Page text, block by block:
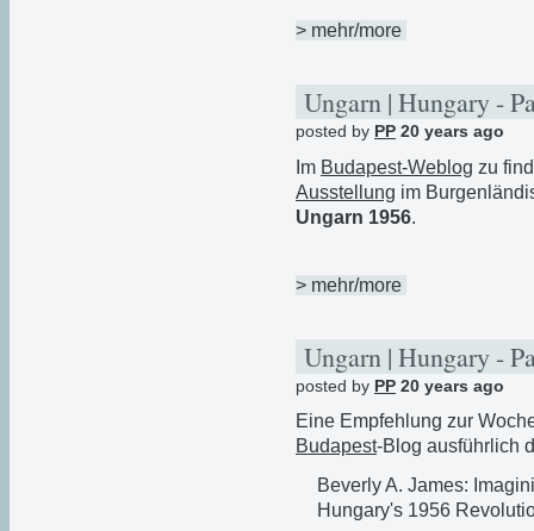
> mehr/more
Ungarn | Hungary -
posted by PP 20 years ago
Im Budapest-Weblog zu
Ausstellung im
Ungarn 1956.
> mehr/more
Ungarn | Hungary -
posted by PP 20 years ago
Eine Empfehlung zur
Budapest-Blog ausführlich
Beverly A. James:
Hungary's 1956